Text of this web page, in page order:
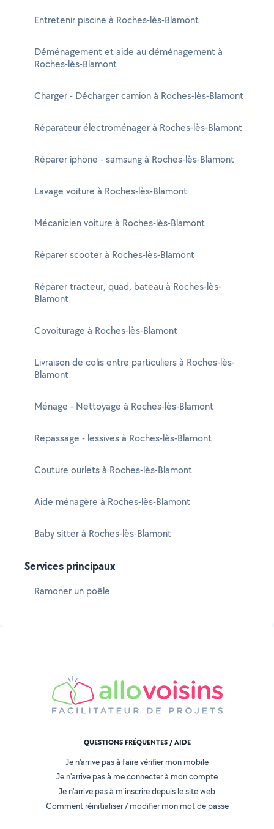
Entretenir piscine à Roches-lès-Blamont
Déménagement et aide au déménagement à
Roches-lès-Blamont
Charger - Décharger camion à Roches-lès-Blamont
Réparateur électroménager à Roches-lès-Blamont
Réparer iphone - samsung à Roches-lès-Blamont
Lavage voiture à Roches-lès-Blamont
Mécanicien voiture à Roches-lès-Blamont
Réparer scooter à Roches-lès-Blamont
Réparer tracteur, quad, bateau à Roches-lès-
Blamont
Covoiturage à Roches-lès-Blamont
Livraison de colis entre particuliers à Roches-lès-
Blamont
Ménage - Nettoyage à Roches-lès-Blamont
Repassage - lessives à Roches-lès-Blamont
Couture ourlets à Roches-lès-Blamont
Aide ménagère à Roches-lès-Blamont
Baby sitter à Roches-lès-Blamont
Services principaux
Ramoner un poêle
QUESTIONS FRÉQUENTES / AIDE
Je n'arrive pas à faire vérifier mon mobile
Je n'arrive pas à me connecter à mon compte
Je n'arrive pas à m'inscrire depuis le site web
Comment réinitialiser / modifier mon mot de passe